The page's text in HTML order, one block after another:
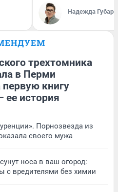
Надежда Губарь
трехтомника
в Перми
первую книгу
ее история
Порнозвезда из
своего мужа
носа в ваш огород:
с вредителями без химии